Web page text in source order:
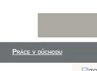
Práce v důchodu